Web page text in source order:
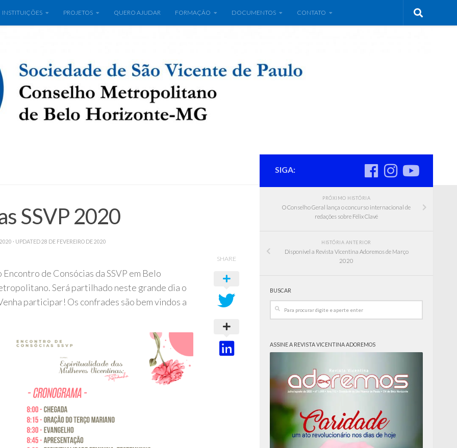
INSTITUIÇÕES PROJETOS QUERO AJUDAR FORMAÇÃO DOCUMENTOS CONTATO
SSVP 2020
· UPDATED28 DE FEVEREIRO DE 2020
de Consócias da SSVP em Belo
Será partilhado neste grande dia o
participar! Os confrades são bem vindos a
SHARE
SIGA:
PRÓXIMO HISTÓRIA
O Conselho Geral lança o concurso internacional de
redações sobre Félix Clavé
HISTÓRIA ANTERIOR
Disponível a Revista Vicentina Adoremos de Março
2020
BUSCAR
ASSINE A REVISTA VICENTINA ADOREMOS